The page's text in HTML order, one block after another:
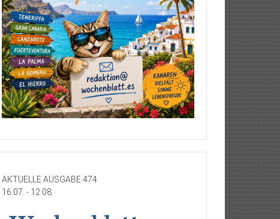
AKTUELLE AUSGABE 474
16.07. - 12.08.